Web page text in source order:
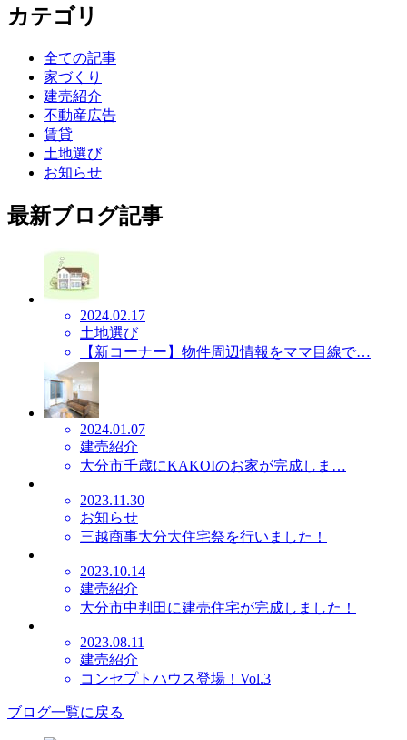
カテゴリ
全ての記事
家づくり
建売紹介
不動産広告
賃貸
土地選び
お知らせ
最新ブログ記事
2024.02.17
土地選び
【新コーナー】物件周辺情報をママ目線で…
2024.01.07
建売紹介
大分市千歳にKAKOIのお家が完成しま…
2023.11.30
お知らせ
三越商事大分大住宅祭を行いました！
2023.10.14
建売紹介
大分市中判田に建売住宅が完成しました！
2023.08.11
建売紹介
コンセプトハウス登場！Vol.3
ブログ一覧に戻る